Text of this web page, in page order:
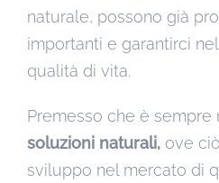
naturale, possono già
importanti e garantirci
qualità di vita.
Premesso che è
soluzioni naturali, ove
sviluppo nel mercato di